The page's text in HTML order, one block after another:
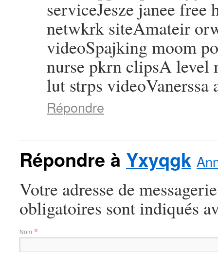
serviceJesze janee
netwkrk siteAmateir
videoSpajking moom
nurse pkrn clipsA level
lut strps
Répondre
Répondre à Yxyqgk
Votre adresse de
obligatoires sont indiqués
Nom *